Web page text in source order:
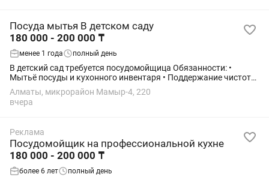
Посуда мытья В детском саду
180 000 - 200 000 ₸
менее 1 года полный день
В детский сад требуется посудомойщица Обязанности: •
Мытьё посуды и кухонного инвентаря • Поддержание чистоты
на кухне и в зоне мойки • Соблюдение санитарных норм •
Содержание рабочего места в...
Алматы, микрорайон Мамыр-4, 220
вчера
Реклама
Посудомойщик на профессиональной кухне
180 000 - 200 000 ₸
более 6 лет полный день